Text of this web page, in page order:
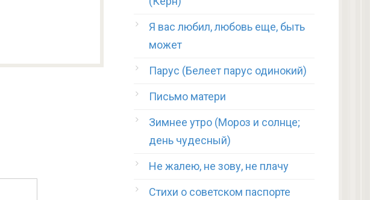
Я вас любил, любовь еще, быть
может
Парус (Белеет парус одинокий)
Письмо матери
Зимнее утро (Мороз и солнце;
день чудесный)
Не жалею, не зову, не плачу
Стихи о советском паспорте